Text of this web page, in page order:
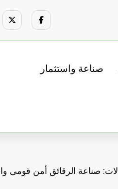
صناعة واستثمار
صناعة الرقائق أمن قومى